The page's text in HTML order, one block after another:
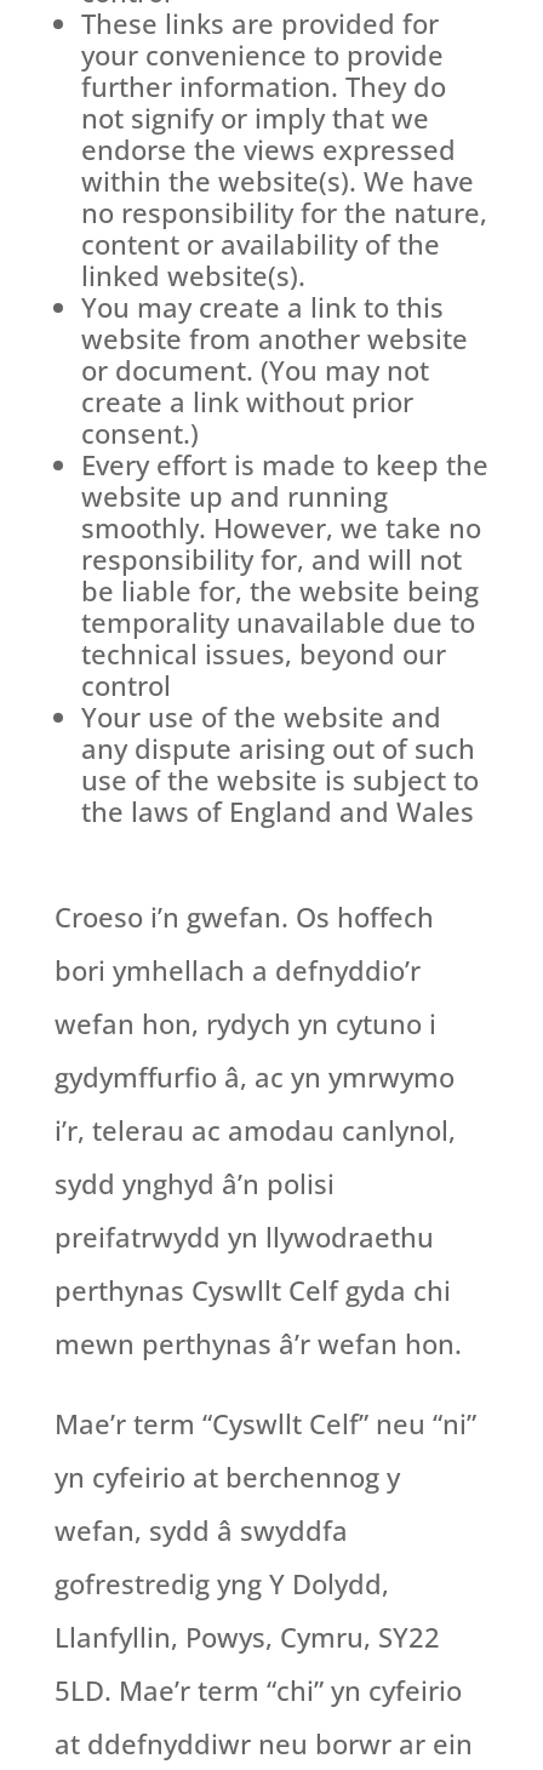
These links are provided for
your convenience to provide
further information. They do
not signify or imply that we
endorse the views expressed
within the website(s). We have
no responsibility for the nature,
content or availability of the
linked website(s).
You may create a link to this
website from another website
or document. (You may not
create a link without prior
consent.)
Every effort is made to keep the
website up and running
smoothly. However, we take no
responsibility for, and will not
be liable for, the website being
temporality unavailable due to
technical issues, beyond our
control
Your use of the website and
any dispute arising out of such
use of the website is subject to
the laws of England and Wales
Croeso i’n gwefan. Os hoffech
bori ymhellach a defnyddio’r
wefan hon, rydych yn cytuno i
gydymffurfio â, ac yn ymrwymo
i’r, telerau ac amodau canlynol,
sydd ynghyd â’n polisi
preifatrwydd yn llywodraethu
perthynas Cyswllt Celf gyda chi
mewn perthynas â’r wefan hon.
Mae’r term “Cyswllt Celf” neu “ni”
yn cyfeirio at berchennog y
wefan, sydd â swyddfa
gofrestredig yng Y Dolydd,
Llanfyllin, Powys, Cymru, SY22
5LD. Mae’r term “chi” yn cyfeirio
at ddefnyddiwr neu borwr ar ein